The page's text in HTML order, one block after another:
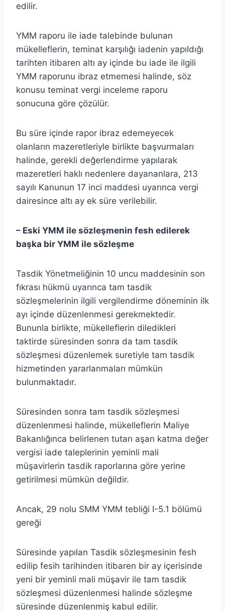
edilir.
YMM raporu ile iade talebinde bulunan
mükelleflerin, teminat karşılığı iadenin yapıldığı
tarihten itibaren altı ay içinde bu iade ile ilgili
YMM raporunu ibraz etmemesi halinde, söz
konusu teminat vergi inceleme raporu
sonucuna göre çözülür.
Bu süre içinde rapor ibraz edemeyecek
olanların mazeretleriyle birlikte başvurmaları
halinde, gerekli değerlendirme yapılarak
mazeretleri haklı nedenlere dayananlara, 213
sayılı Kanunun 17 inci maddesi uyarınca vergi
dairesince altı ay ek süre verilebilir.
– Eski YMM ile sözleşmenin fesh edilerek
başka bir YMM ile sözleşme
Tasdik Yönetmeliğinin 10 uncu maddesinin son
fıkrası hükmü uyarınca tam tasdik
sözleşmelerinin ilgili vergilendirme döneminin ilk
ayı içinde düzenlenmesi gerekmektedir.
Bununla birlikte, mükelleflerin diledikleri
taktirde süresinden sonra da tam tasdik
sözleşmesi düzenlemek suretiyle tam tasdik
hizmetinden yararlanmaları mümkün
bulunmaktadır.
Süresinden sonra tam tasdik sözleşmesi
düzenlenmesi halinde, mükelleflerin Maliye
Bakanlığınca belirlenen tutarı aşan katma değer
vergisi iade taleplerinin yeminli mali
müşavirlerin tasdik raporlarına göre yerine
getirilmesi mümkün değildir.
Ancak, 29 nolu SMM YMM tebliği I-5.1 bölümü
gereği
Süresinde yapılan Tasdik sözleşmesinin fesh
edilip fesih tarihinden itibaren bir ay içerisinde
yeni bir yeminli mali müşavir ile tam tasdik
sözleşmesi düzenlenmesi halinde sözleşme
süresinde düzenlenmiş kabul edilir.